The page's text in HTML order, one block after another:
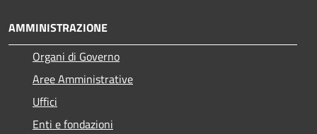
AMMINISTRAZIONE
Organi di Governo
Aree Amministrative
Uffici
Enti e fondazioni